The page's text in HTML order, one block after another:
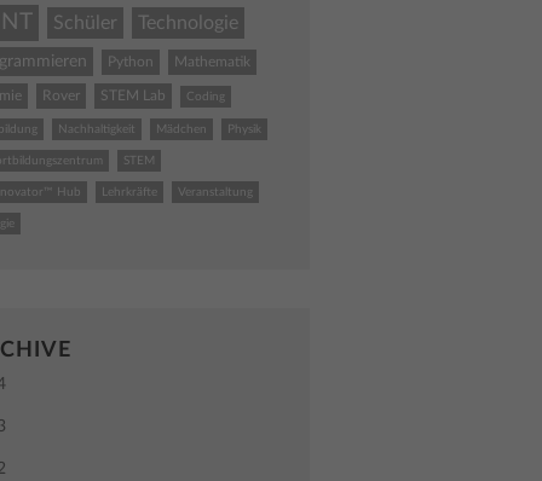
Schüler Technologie
Python Mathematik
Rover STEM Lab Coding
Nachhaltigkeit Mädchen Physik
STEM
Hub Lehrkräfte Veranstaltung